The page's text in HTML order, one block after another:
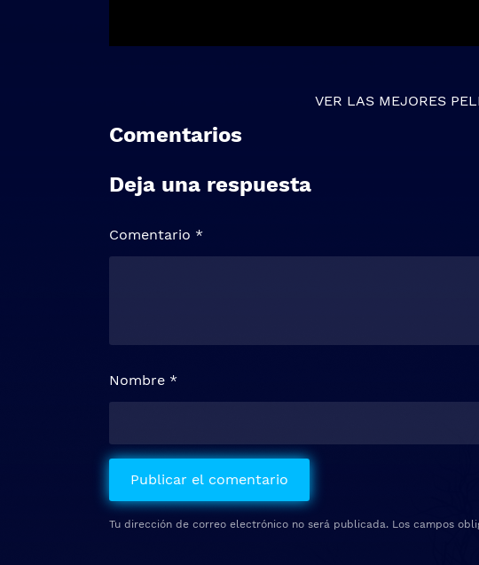
VER LAS MEJORES
Comentarios
Deja una respuesta
Tu dirección de correo electrónico no será publicada. Los campos
Comentario *
Nombre *